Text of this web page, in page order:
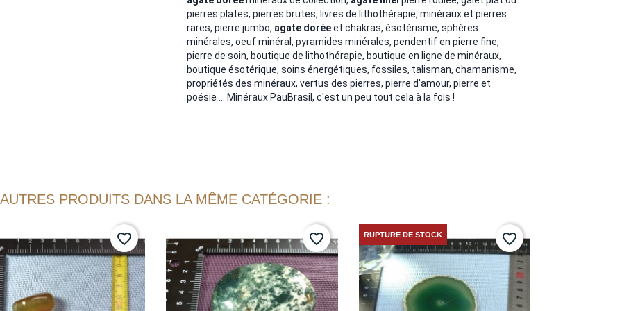
pierres plates, pierres brutes, livres de lithothérapie, minéraux et pierres
rares, pierre jumbo, agate doréeet chakras, ésotérisme, sphères
minérales, oeuf minéral, pyramides minérales, pendentif en pierre fine,
pierre de soin, boutique de lithothérapie, boutique en ligne de minéraux,
boutique ésotérique, soins énergétiques, fossiles, talisman, chamanisme,
propriétés des minéraux, vertus des pierres, pierre d'amour, pierre et
poésie ... Minéraux PauBrasil, c'est un peu tout cela à la fois !
PRODUITS DANS LA MÊME CATÉGORIE :
favorite_border favorite_border RUPTURE DE STOCK favorite_border